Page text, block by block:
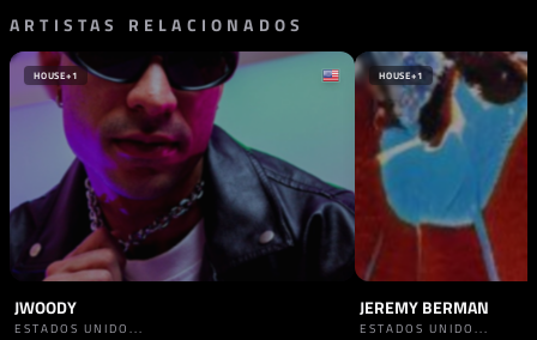
ARTISTAS RELACIONADOS
HOUSE+1
JWOODY
ESTADOS UNIDO...
HOUSE+1
JEREMY BERMAN
ESTADOS UNIDO...